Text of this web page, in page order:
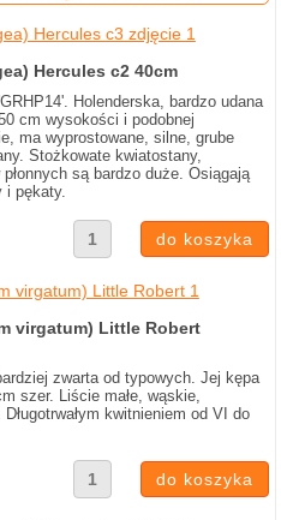
Hercules c2 40cm
Holenderska, bardzo udana
cm wysokości i podobnej
ma wyprostowane, silne, grube
Stożkowate kwiatostany,
są bardzo duże. Osiągają
i pękaty.
virgatum) Little Robert
zwarta od typowych. Jej kępa
szer. Liście małe, wąskie,
kwitnieniem od VI do